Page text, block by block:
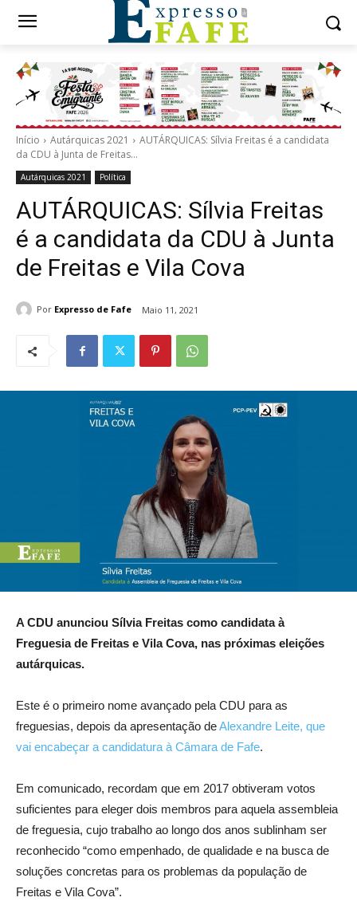
Início Autárquicas 2021
AUTÁRQUICAS: Sílvia Freitas é a candidata
da CDU à Junta de Freitas...
Autárquicas 2021 Política
AUTÁRQUICAS: Sílvia Freitas
é a candidata da CDU à Junta
de Freitas e Vila Cova
Por Expresso de Fafe Maio 11, 2021
A CDU anunciou Sílvia Freitas como candidata à
Freguesia de Freitas e Vila Cova, nas próximas eleições
autárquicas.
Este é o primeiro nome avançado pela CDU para as
freguesias, depois da apresentação deAlexandre Leite, que
vai encabeçar a candidatura à Câmara de Fafe.
Em comunicado, recordam que em 2017 obtiveram votos
suficientes para eleger dois membros para aquela assembleia
de freguesia, cujo trabalho ao longo dos anos sublinham ser
reconhecido “como empenhado, de qualidade e na busca de
soluções concretas para os problemas da população de
Freitas e Vila Cova”.